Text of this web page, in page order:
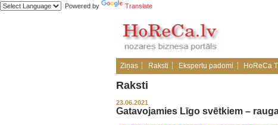
Powered by Translate
Ziņas Raksti Ekspertu padomi HoReCa
Raksti
23.06.2021
Gatavojamies Līgo svētkiem –